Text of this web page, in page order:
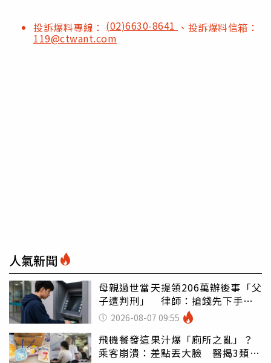
投訴爆料專線： (02)6630-8641 、投訴爆料信箱：
119@ctwant.com
人氣新聞
母親過世當天提領206萬辦後事「父
子遭判刑」 律師：搶錢先下手是
罪 2026-08-07 09:55
飛機餐發這果汁爆「廁所之亂」？
乘客崩潰：差點丟大臉 醫揭3類人